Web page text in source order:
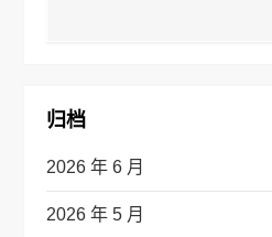
归档
2026 年 6 月
2026 年 5 月